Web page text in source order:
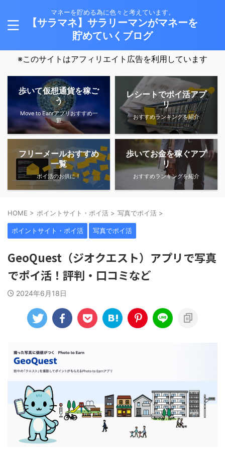
マネーを貯める為に色々と考えています。
【サラマネ】サラリーマンがマネーを
貯めていくブログ
※このサイトはアフィリエイト広告を利用しています
歩いて仮想通貨を稼ご
う
Move to Eanrアプリおすすめ一
覧
レシートでポイ活アプ
リ
おすすめランキングを紹介
フリーメールおすすめ
一覧
ポイ活のお供に！
歩いてお金を稼ぐアプ
リ
おすすめランキングを紹介
HOME > ポイントサイト・ポイ活 > 写真でポイ活 >
ポイントサイト・ポイ活 写真でポイ活
GeoQuest（ジオクエスト）アプリで写真
でポイ活！評判・口コミなど
2024年6月18日